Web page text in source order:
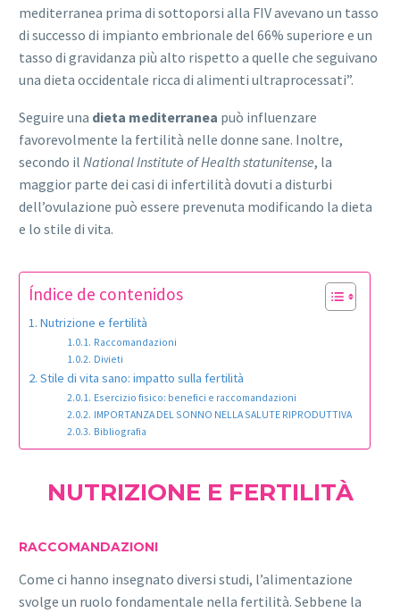
mediterranea prima di sottoporsi alla FIV avevano un tasso
di successo di impianto embrionale del 66% superiore e un
tasso di gravidanza più alto rispetto a quelle che seguivano
una dieta occidentale ricca di alimenti ultraprocessati”.
Seguire una dieta mediterranea può influenzare
favorevolmente la fertilità nelle donne sane. Inoltre,
secondo il National Institute of Health statunitense, la
maggior parte dei casi di infertilità dovuti a disturbi
dell’ovulazione può essere prevenuta modificando la dieta
e lo stile di vita.
Índice de contenidos
Nutrizione e fertilità
Raccomandazioni
Divieti
Stile di vita sano: impatto sulla fertilità
Esercizio fisico: benefici e raccomandazioni
IMPORTANZA DEL SONNO NELLA SALUTE RIPRODUTTIVA
Bibliografia
NUTRIZIONE E FERTILITÀ
RACCOMANDAZIONI
Come ci hanno insegnato diversi studi, l’alimentazione
svolge un ruolo fondamentale nella fertilità. Sebbene la